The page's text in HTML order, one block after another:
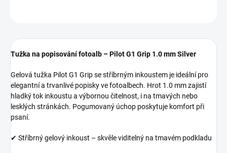
Tužka na popisování fotoalb – Pilot G1 Grip 1.0 mm Silver
Gelová tužka Pilot G1 Grip se stříbrným inkoustem je ideální pro
elegantní a trvanlivé popisky ve fotoalbech. Hrot 1.0 mm zajistí
hladký tok inkoustu a výbornou čitelnost, i na tmavých nebo
lesklých stránkách. Pogumovaný úchop poskytuje komfort při
psaní.
✔ Stříbrný gelový inkoust – skvěle viditelný na tmavém podkladu